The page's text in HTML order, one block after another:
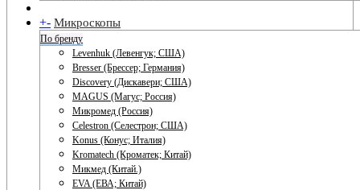
+- Микроскопы
По бренду
Levenhuk (Левенгук; США)
Bresser (Брессер; Германия)
Discovery (Дискавери; США)
MAGUS (Магус; Россия)
Микромед (Россия)
Celestron (Селестрон; США)
Konus (Конус; Италия)
Kromatech (Кроматек; Китай)
Микмед (Китай.)
EVA (ЕВА; Китай)